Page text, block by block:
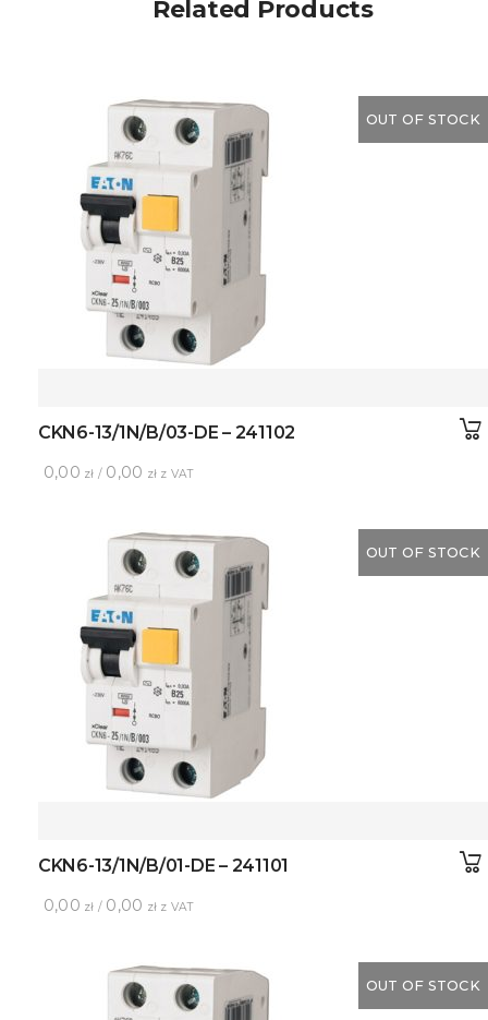
Related Products
OUT OF STOCK
CKN6-13/1N/B/03-DE – 241102
0,00 zł / 0,00 zł z VAT
OUT OF STOCK
CKN6-13/1N/B/01-DE – 241101
0,00 zł / 0,00 zł z VAT
OUT OF STOCK